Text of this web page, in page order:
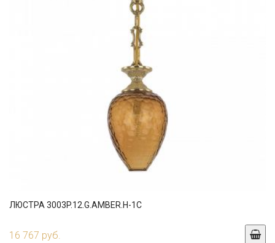
ЛЮСТРА 3003P.12.G.AMBER.H-1C
16 767 руб.